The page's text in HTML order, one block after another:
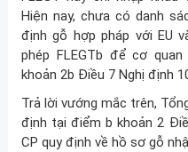
Hiện nay, chưa có danh
định gỗ hợp pháp với EU
phép FLEGTb để cơ
khoản 2b Điều 7 Nghị định
Trả lời vướng mắc trên,
định tại điểm b khoản 2
CP quy định về hồ sơ gỗ